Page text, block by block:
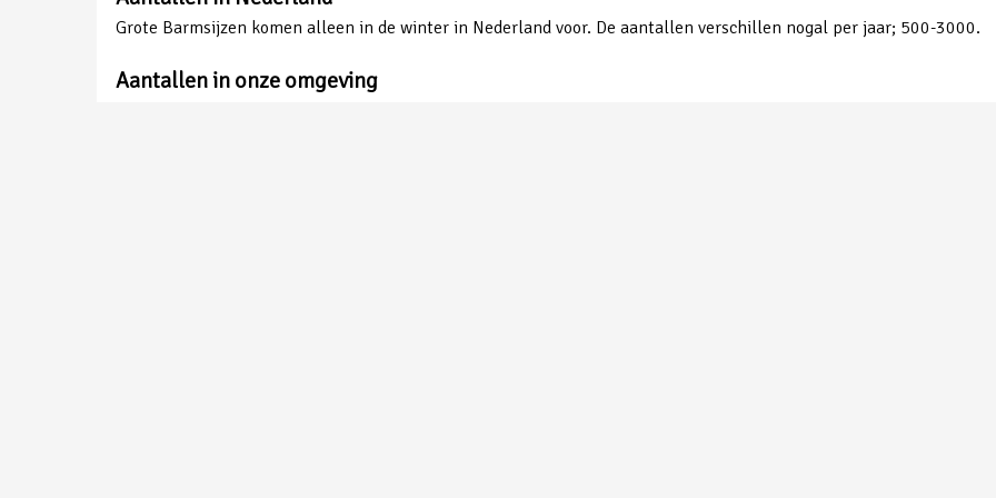
Grote Barmsijzen komen alleen in de winter in Nederland voor. De aantallen verschillen nogal per jaar; 500-3000.
Aantallen in onze omgeving